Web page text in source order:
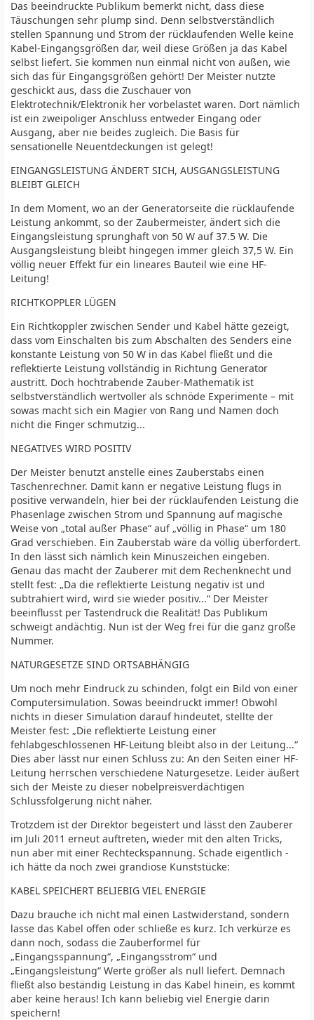
Das beeindruckte Publikum bemerkt nicht, dass diese
Täuschungen sehr plump sind. Denn selbstverständlich
stellen Spannung und Strom der rücklaufenden Welle keine
Kabel-Eingangsgrößen dar, weil diese Größen ja das Kabel
selbst liefert. Sie kommen nun einmal nicht von außen, wie
sich das für Eingangsgrößen gehört! Der Meister nutzte
geschickt aus, dass die Zuschauer von
Elektrotechnik/Elektronik her vorbelastet waren. Dort nämlich
ist ein zweipoliger Anschluss entweder Eingang oder
Ausgang, aber nie beides zugleich. Die Basis für
sensationelle Neuentdeckungen ist gelegt!
EINGANGSLEISTUNG ÄNDERT SICH, AUSGANGSLEISTUNG
BLEIBT GLEICH
In dem Moment, wo an der Generatorseite die rücklaufende
Leistung ankommt, so der Zaubermeister, ändert sich die
Eingangsleistung sprunghaft von 50 W auf 37.5 W. Die
Ausgangsleistung bleibt hingegen immer gleich 37,5 W. Ein
völlig neuer Effekt für ein lineares Bauteil wie eine HF-
Leitung!
RICHTKOPPLER LÜGEN
Ein Richtkoppler zwischen Sender und Kabel hätte gezeigt,
dass vom Einschalten bis zum Abschalten des Senders eine
konstante Leistung von 50 W in das Kabel fließt und die
reflektierte Leistung vollständig in Richtung Generator
austritt. Doch hochtrabende Zauber-Mathematik ist
selbstverständlich wertvoller als schnöde Experimente – mit
sowas macht sich ein Magier von Rang und Namen doch
nicht die Finger schmutzig...
NEGATIVES WIRD POSITIV
Der Meister benutzt anstelle eines Zauberstabs einen
Taschenrechner. Damit kann er negative Leistung flugs in
positive verwandeln, hier bei der rücklaufenden Leistung die
Phasenlage zwischen Strom und Spannung auf magische
Weise von „total außer Phase“ auf „völlig in Phase“ um 180
Grad verschieben. Ein Zauberstab wäre da völlig überfordert.
In den lässt sich nämlich kein Minuszeichen eingeben.
Genau das macht der Zauberer mit dem Rechenknecht und
stellt fest: „Da die reflektierte Leistung negativ ist und
subtrahiert wird, wird sie wieder positiv...“ Der Meister
beeinflusst per Tastendruck die Realität! Das Publikum
schweigt andächtig. Nun ist der Weg frei für die ganz große
Nummer.
NATURGESETZE SIND ORTSABHÄNGIG
Um noch mehr Eindruck zu schinden, folgt ein Bild von einer
Computersimulation. Sowas beeindruckt immer! Obwohl
nichts in dieser Simulation darauf hindeutet, stellte der
Meister fest: „Die reflektierte Leistung einer
fehlabgeschlossenen HF-Leitung bleibt also in der Leitung...“
Dies aber lässt nur einen Schluss zu: An den Seiten einer HF-
Leitung herrschen verschiedene Naturgesetze. Leider äußert
sich der Meiste zu dieser nobelpreisverdächtigen
Schlussfolgerung nicht näher.
Trotzdem ist der Direktor begeistert und lässt den Zauberer
im Juli 2011 erneut auftreten, wieder mit den alten Tricks,
nun aber mit einer Rechteckspannung. Schade eigentlich -
ich hätte da noch zwei grandiose Kunststücke:
KABEL SPEICHERT BELIEBIG VIEL ENERGIE
Dazu brauche ich nicht mal einen Lastwiderstand, sondern
lasse das Kabel offen oder schließe es kurz. Ich verkürze es
dann noch, sodass die Zauberformel für
„Eingangsspannung“, „Eingangsstrom“ und
„Eingangsleistung“ Werte größer als null liefert. Demnach
fließt also beständig Leistung in das Kabel hinein, es kommt
aber keine heraus! Ich kann beliebig viel Energie darin
speichern!